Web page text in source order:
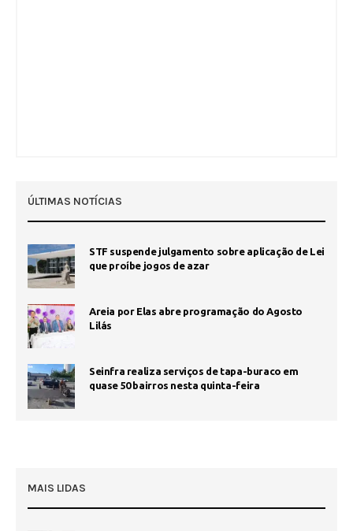
ÚLTIMAS NOTÍCIAS
STF suspende julgamento sobre aplicação de Lei
que proíbe jogos de azar
Areia por Elas abre programação do Agosto
Lilás
Seinfra realiza serviços de tapa-buraco em
quase 50 bairros nesta quinta-feira
MAIS LIDAS